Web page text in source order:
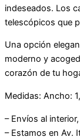
indeseados. Los
telescópicos que
Una opción
moderno y
corazón de tu
Medidas: Ancho:
– Envíos al
– Estamos en Av.